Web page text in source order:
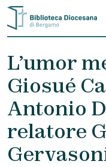
Skip to content
L’umor
Giosué
Antonio
relatore